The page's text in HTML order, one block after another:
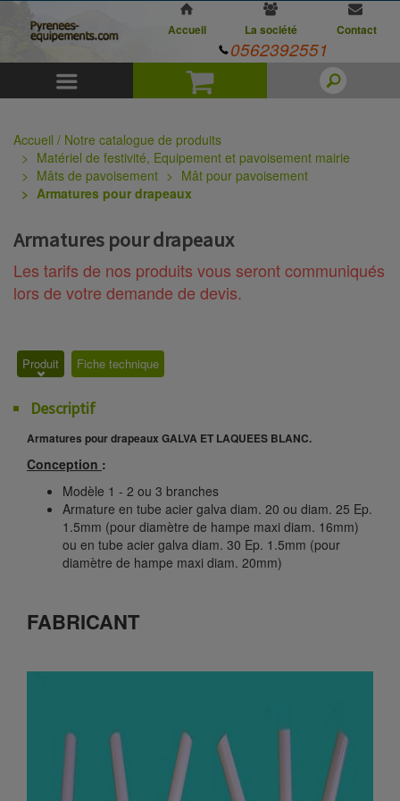
Panier
Accueil La société Contact
0562392551
Accueil / Notre catalogue de produits
Matériel de festivité, Equipement et pavoisement mairie
Mâts de pavoisement
Mât pour pavoisement
Armatures pour drapeaux
Armatures pour drapeaux
Les tarifs de nos produits vous seront communiqués
lors de votre demande de devis.
Produit Fiche technique
Descriptif
Armatures pour drapeaux GALVA ET LAQUEES BLANC.
Conception :
Modèle 1 - 2 ou 3 branches
Armature en tube acier galva diam. 20 ou diam. 25 Ep.
1.5mm (pour diamètre de hampe maxi diam. 16mm)
ou en tube acier galva diam. 30 Ep. 1.5mm (pour
diamètre de hampe maxi diam. 20mm)
FABRICANT